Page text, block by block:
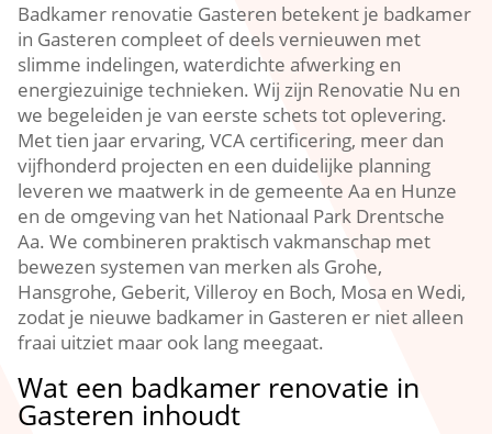
Badkamer renovatie Gasteren betekent je badkamer
in Gasteren compleet of deels vernieuwen met
slimme indelingen, waterdichte afwerking en
energiezuinige technieken. Wij zijn Renovatie Nu en
we begeleiden je van eerste schets tot oplevering.
Met tien jaar ervaring, VCA certificering, meer dan
vijfhonderd projecten en een duidelijke planning
leveren we maatwerk in de gemeente Aa en Hunze
en de omgeving van het Nationaal Park Drentsche
Aa. We combineren praktisch vakmanschap met
bewezen systemen van merken als Grohe,
Hansgrohe, Geberit, Villeroy en Boch, Mosa en Wedi,
zodat je nieuwe badkamer in Gasteren er niet alleen
fraai uitziet maar ook lang meegaat.
Wat een badkamer renovatie in
Gasteren inhoudt